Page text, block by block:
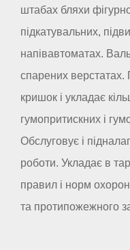
штабах бляхи
підкатувальних,
напівавтоматах.
спарених верстатах.
кришок і укладає
гумопритискних і
Обслуговує і
роботи. Укладає в
правил і норм
та протипожежного